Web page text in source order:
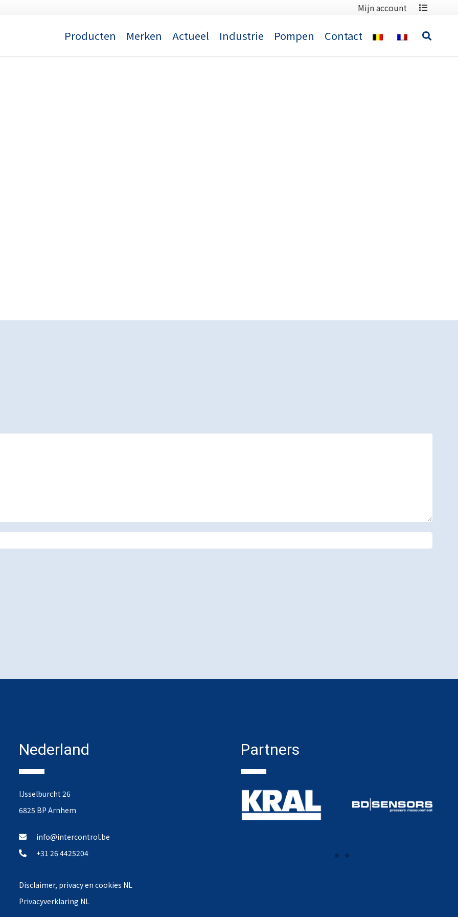
Mijn account
Producten Merken Actueel Industrie Pompen Contact
Nederland
IJsselburcht 26
6825 BP Arnhem
info@intercontrol.be
+31 26 4425204
Disclaimer, privacy en cookies NL
Privacyverklaring NL
Partners